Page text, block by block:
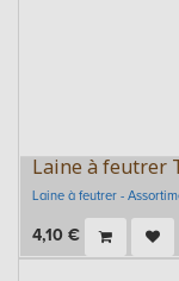
Laine à feutrer
Laine à feutrer -
4,10 €